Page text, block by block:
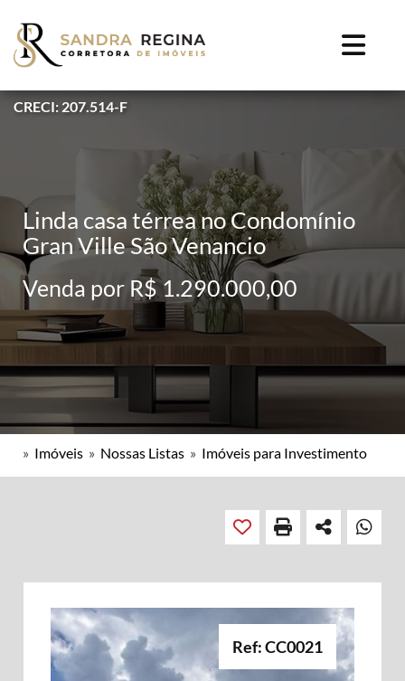
CRECI: 207.514-F
Linda casa térrea no Condomínio
Gran Ville São Venancio
Venda por R$ 1.290.000,00
» Imóveis » Nossas Listas » Imóveis para Investimento
Ref: CC0021